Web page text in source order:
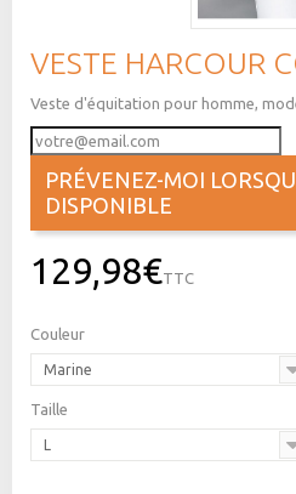
VESTE HARCOUR
Veste d'équitation pour homme,
PRÉVENEZ-MOI
DISPONIBLE
129,98€TTC
Couleur
Marine
Taille
L